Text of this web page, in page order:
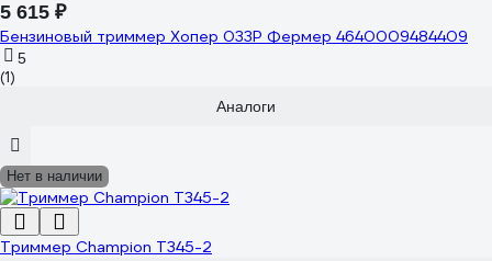
5 615 ₽
Бензиновый триммер Хопер 033Р Фермер 4640009484409
5
(1)
Аналоги
Нет в наличии
Триммер Champion T345-2